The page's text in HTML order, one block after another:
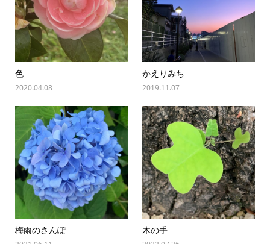
色
2020.04.08
かえりみち
2019.11.07
梅雨のさんぽ 木の手